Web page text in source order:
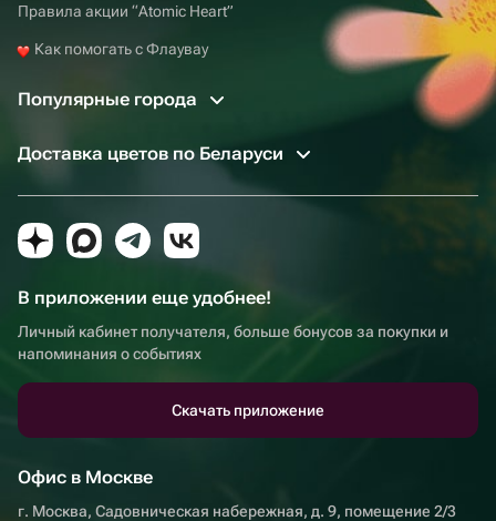
Правила акции “Atomic Heart”
Как помогать с Флаувау
Популярные города
Доставка цветов по Беларуси
В приложении еще удобнее!
Личный кабинет получателя, больше бонусов за покупки и
напоминания о событиях
Скачать приложение
Офис в Москве
г. Москва, Садовническая набережная, д. 9, помещение 2/3